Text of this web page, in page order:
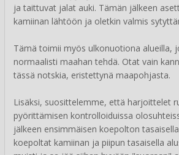
ja taittuvat jalat auki. Tämän jälkeen
kamiinan lähtöön ja oletkin valmis
Tämä toimii myös ulkonuotiona alueilla,
normaalisti maahan tehdä. Otat vain
tässä notskia, eristettynä maapohjasta.
Lisäksi, suosittelemme, että harjoittelet
pyörittämisen kontrolloiduissa
jälkeen ensimmäisen koepolton
koepoltat kamiinan ja piipun tasaisella